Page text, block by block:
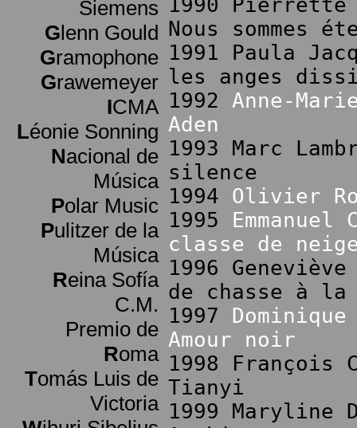
Siemens
Glenn Gould
Gramophone
Grawemeyer
ICMA
Léonie Sonning
Nacional de
Música
Polar Music
Pulitzer de la
Música
Reina Sofía
C.M.
Premio de
Roma
Tomás Luis de
Victoria
1990
Nous sommes
1991 Paula
les anges
1992 Anne-
Aden
1993 Marc
silence
1994 Olivier
1995
classe de
1996
de chasse à la
1997
Amour noir
1998 François
Tianyi
1999 Maryline